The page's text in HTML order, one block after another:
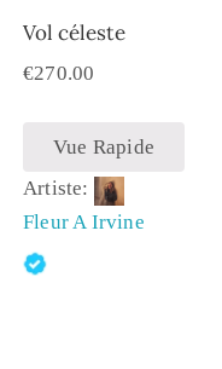
Vol céleste
€270.00
Vue Rapide
Artiste:
Fleur A Irvine